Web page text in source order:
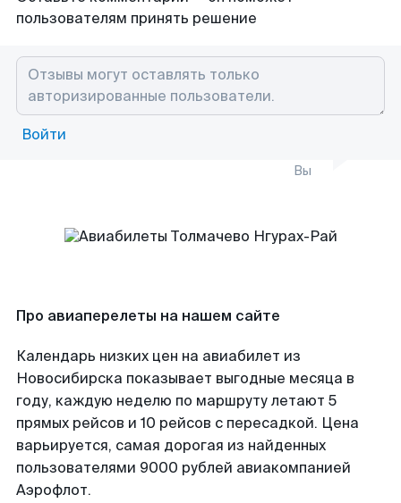
пользователям принять решение
Войти
Вы
Про авиаперелеты на нашем сайте
Календарь низких цен на авиабилет из
Новосибирска показывает выгодные месяца в
году, каждую неделю по маршруту летают 5
прямых рейсов и 10 рейсов с пересадкой. Цена
варьируется, самая дорогая из найденных
пользователями 9000 рублей авиакомпанией
Аэрофлот.